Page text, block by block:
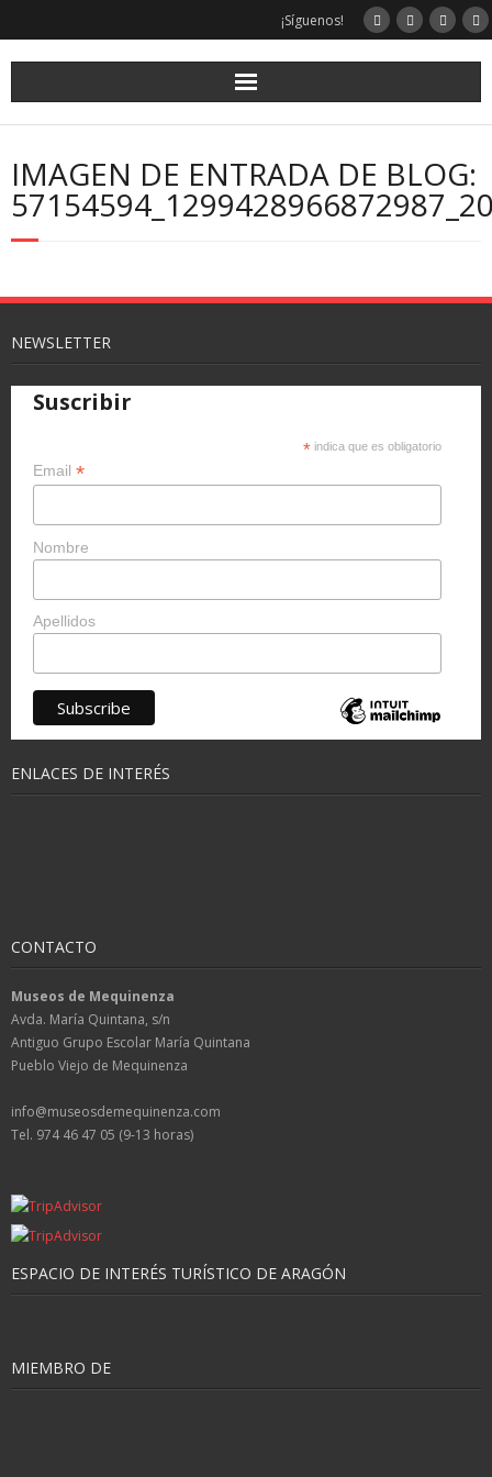
¡Síguenos!
IMAGEN DE ENTRADA DE BLOG:
NEWSLETTER
Suscribir
* indica que es obligatorio
Email *
Nombre
Apellidos
ENLACES DE INTERÉS
CONTACTO
Museos de Mequinenza
Avda. María Quintana, s/n
Antiguo Grupo Escolar María Quintana
Pueblo Viejo de Mequinenza
info@museosdemequinenza.com
Tel. 974 46 47 05 (9-13 horas)
ESPACIO DE INTERÉS TURÍSTICO DE ARAGÓN
MIEMBRO DE